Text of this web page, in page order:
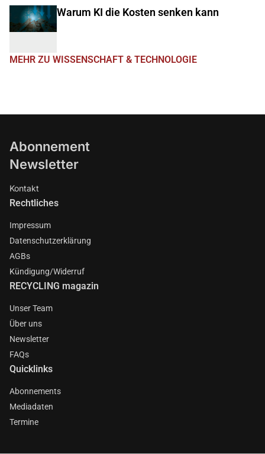
Warum KI die Kosten senken kann
MEHR ZU WISSENSCHAFT & TECHNOLOGIE
Abonnement
Newsletter
Kontakt
Rechtliches
Impressum
Datenschutzerklärung
AGBs
Kündigung/Widerruf
RECYCLING magazin
Unser Team
Über uns
Newsletter
FAQs
Quicklinks
Abonnements
Mediadaten
Termine